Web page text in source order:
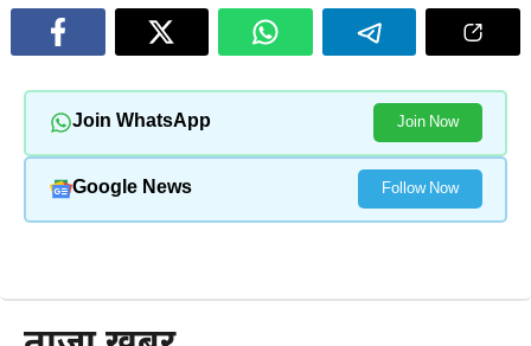
Join WhatsApp Join Now
Google News Follow Now